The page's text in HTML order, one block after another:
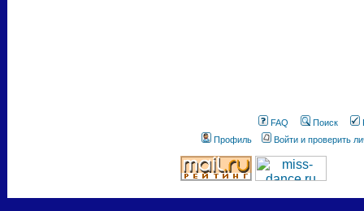
FAQ Поиск
Профиль
Войти и проверить